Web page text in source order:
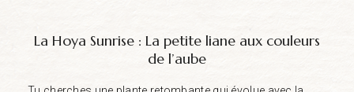
La Hoya Sunrise : La petite liane aux couleurs
de l’aube